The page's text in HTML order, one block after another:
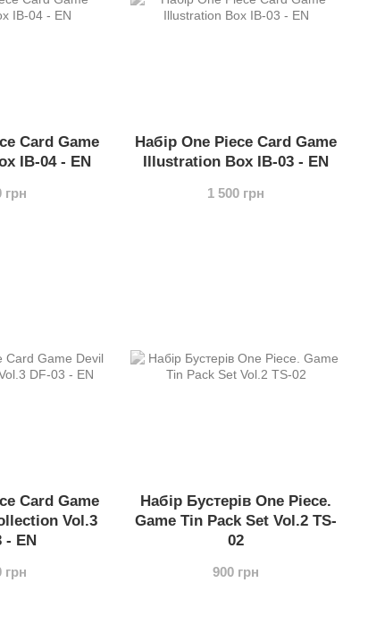
Card Game
IB-04 - EN
грн
Набір One Piece Card Game
Illustration Box IB-03 - EN
1 500 грн
Card Game
Vol.3
- EN
грн
Набір Бустерів One Piece.
Game Tin Pack Set Vol.2 TS-
02
900 грн